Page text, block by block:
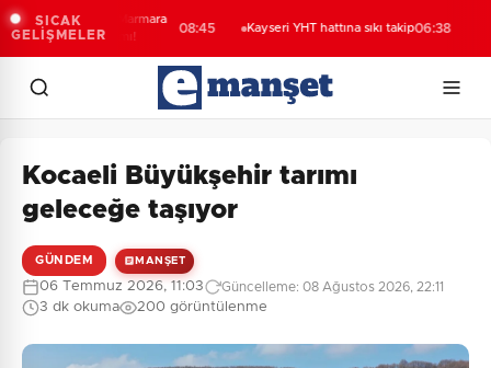
SICAK
GELİŞMELER
yağış, Marmara
rüzgar alarmı!
08:45 Kayseri YHT hattına sıkı takip 06:38
Kocaeli Büyükşehir tarımı
geleceğe taşıyor
GÜNDEM MANŞET
06 Temmuz 2026, 11:03 Güncelleme: 08 Ağustos 2026, 22:11
3 dk okuma 200 görüntülenme